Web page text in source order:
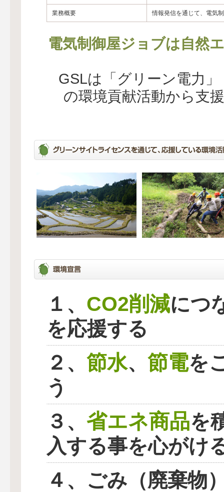
業務概要 情報発信を通じて、電気
電気制御屋ジョブは自然
GSLは「グリーン電力
の環境貢献活動から支
１、 CO2削減につ
を応援する
２、 節水、 節電を
う
３、 省エネ商品を
入する事を心がけ
４、ごみ（廃棄物